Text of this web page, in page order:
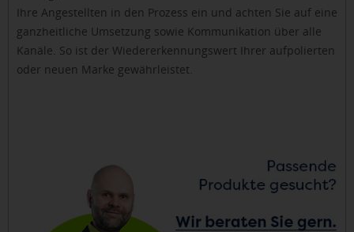
Ihre Angestellten in den Prozess ein und achten Sie auf eine
ganzheitliche Umsetzung sowie Kommunikation über alle
Kanäle. So ist der Wiedererkennungswert Ihrer aufpolierten
oder neuen Marke gewährleistet.